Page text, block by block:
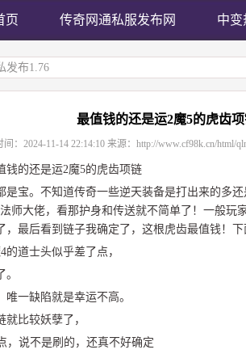
页 传奇网通私服发布网 中变
发布1.76
最值钱的还是运2魔5的虎齿
： 2024-11-14 22:14:10来源： http://www.cf98k.cn/html/
钱的还是运2魔5的虎齿项链
是宝。不知道传奇一些逆天装备是打出来的多
师大佬，看那护身和传送就不简单了！一般玩
，最后看到链子我确定了，这根虎齿最值钱！
的道士头似乎差了点，
唯一缺陷就是幸运不高。
比较妖孽了，
，说不是刷的，还真不好确定